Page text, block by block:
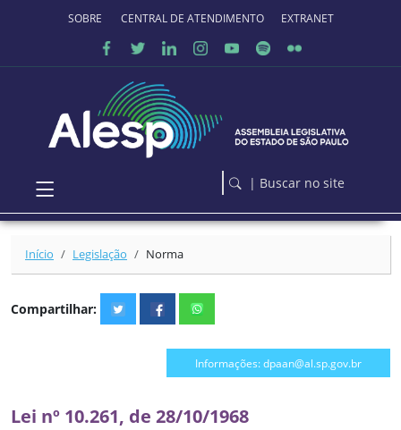
Ir para o conteúdo principal
SOBRE O PORTALCENTRAL DE ATENDIMENTO EXTRANET
| Buscar no site
Início Legislação Norma
Compartilhar:
Informações: dpaan@al.sp.gov.br
Lei nº 10.261, de 28/10/1968